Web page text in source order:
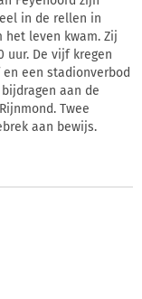
in de rellen in
het leven kwam. Zij
uur. De vijf kregen
een stadionverbod
aan de
Twee
aan bewijs.